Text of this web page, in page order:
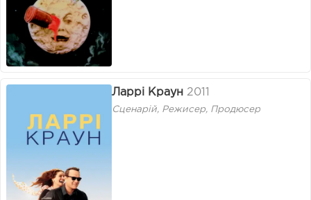
Ларрі Краун 2011
Сценарій, Режисер, Продюсер